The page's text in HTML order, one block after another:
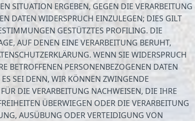
SITUATION ERGEBEN, GEGEN DIE VERARBEITUNG
DATEN WIDERSPRUCH EINZULEGEN; DIES GILT
GESTÜTZTES PROFILING. DIE
AUF DENEN EINE VERARBEITUNG BERUHT,
WENN SIE WIDERSPRUCH
BETROFFENEN PERSONENBEZOGENEN DATEN
SEI DENN, WIR KÖNNEN ZWINGENDE
DIE VERARBEITUNG NACHWEISEN, DIE IHRE
ÜBERWIEGEN ODER DIE VERARBEITUNG
AUSÜBUNG ODER VERTEIDIGUNG VON